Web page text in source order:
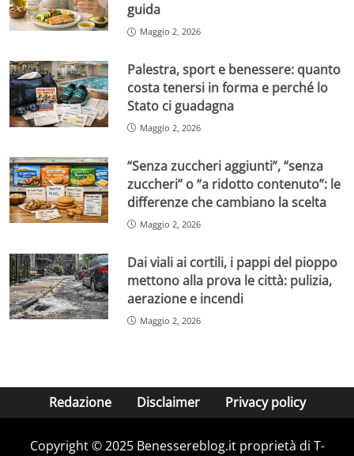
guida
Maggio 2, 2026
Palestra, sport e benessere: quanto
costa tenersi in forma e perché lo
Stato ci guadagna
Maggio 2, 2026
“Senza zuccheri aggiunti”, “senza
zuccheri” o “a ridotto contenuto”: le
differenze che cambiano la scelta
Maggio 2, 2026
Dai viali ai cortili, i pappi del pioppo
mettono alla prova le città: pulizia,
aerazione e incendi
Maggio 2, 2026
Redazione Disclaimer Privacy policy
Copyright © 2025 Benessereblog.it proprietà di T-